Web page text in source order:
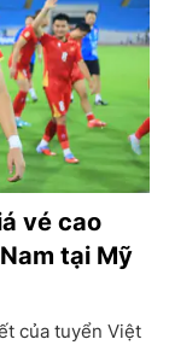
vé cao
tại Mỹ
của tuyển Việt